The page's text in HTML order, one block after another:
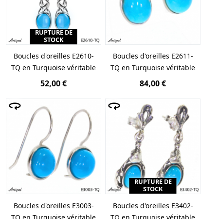
RUPTURE DE
STOCK
Boucles d'oreilles E2610-
TQ en Turquoise véritable
52,00 €
Boucles d'oreilles E2611-
TQ en Turquoise véritable
84,00 €
Boucles d'oreilles E3003-
TQ en Turquoise véritable
RUPTURE DE
STOCK
Boucles d'oreilles E3402-
TQ en Turquoise véritable